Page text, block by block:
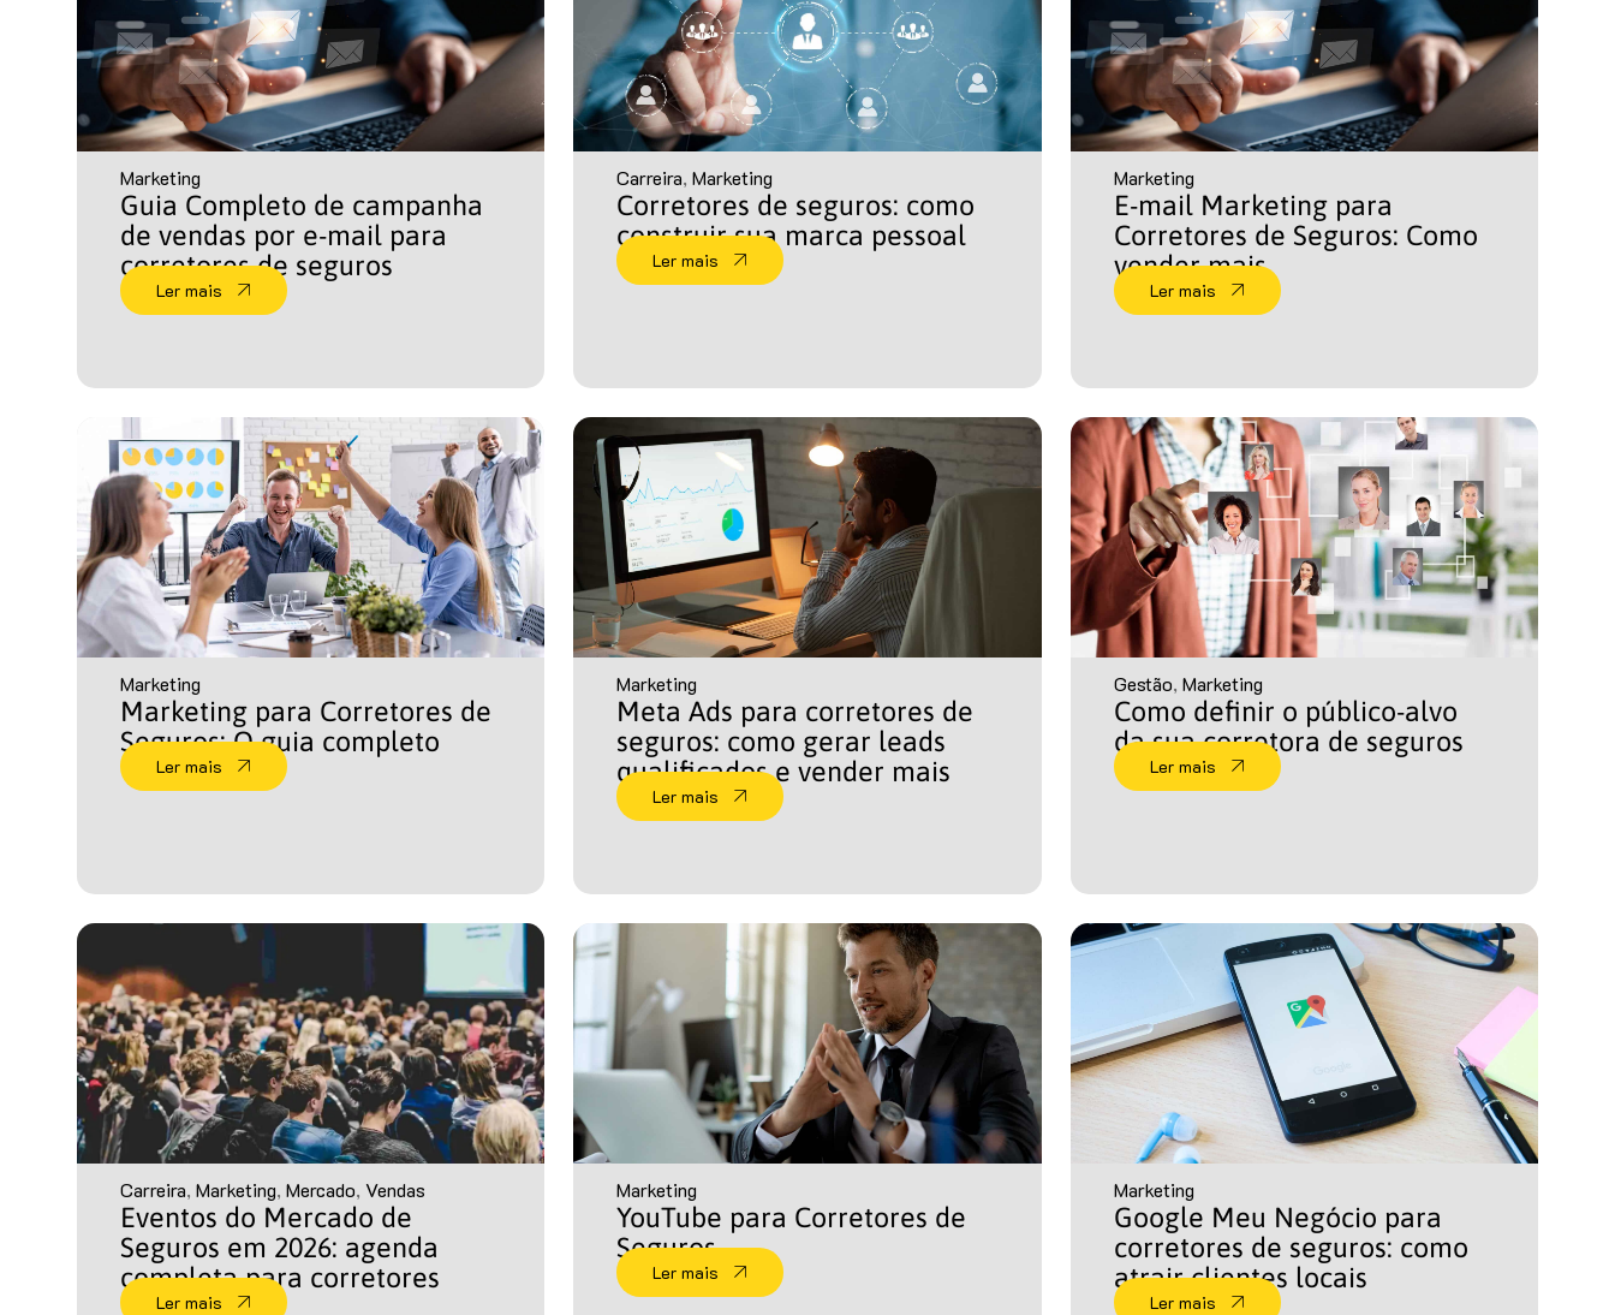
Marketing
Guia Completo de campanha
de vendas por e-mail para
corretores de seguros
Ler mais
Carreira,Marketing
Corretores de seguros: como
construir sua marca pessoal
Ler mais
Marketing
E-mail Marketing para
Corretores de Seguros: Como
vender mais
Ler mais
Marketing
Marketing para Corretores de
Seguros: O guia completo
Ler mais
Marketing
Meta Ads para corretores de
seguros: como gerar leads
qualificados e vender mais
Ler mais
Gestão, Marketing
Como definir o público-alvo
da sua corretora de seguros
Ler mais
Carreira, Marketing, Mercado, Vendas
Eventos do Mercado de
Seguros em 2026: agenda
completa para corretores
Ler mais
Marketing
YouTube para Corretores de
Seguros
Ler mais
Marketing
Google Meu Negócio para
corretores de seguros: como
atrair clientes locais
Ler mais